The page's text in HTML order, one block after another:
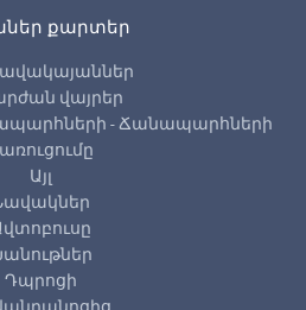
քարտեր
վայրեր
- Ճանապարհների
Այլ
Դպրոցի